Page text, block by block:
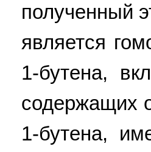
полученный
является
1-бутена,
содержащих
1-бутена,